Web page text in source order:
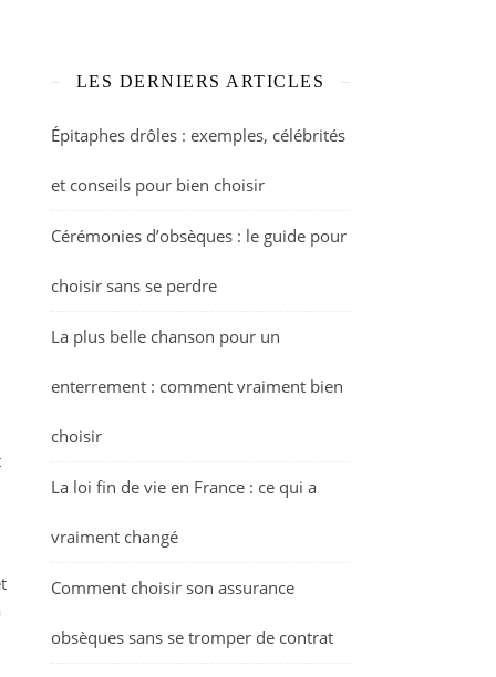
LES DERNIERS ARTICLES
Épitaphes drôles : exemples, célébrités
et conseils pour bien choisir
Cérémonies d’obsèques : le guide pour
choisir sans se perdre
La plus belle chanson pour un
enterrement : comment vraiment bien
choisir
La loi fin de vie en France : ce qui a
vraiment changé
Comment choisir son assurance
obsèques sans se tromper de contrat